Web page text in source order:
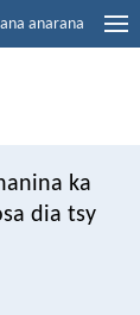
anarana
ka
dia tsy